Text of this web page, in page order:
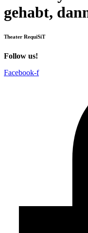
gehabt,
Theater RequiSiT
Follow us!
Facebook-f